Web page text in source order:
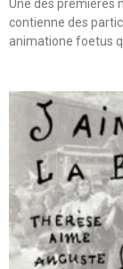
Une des premières
contienne des
animatione foetus